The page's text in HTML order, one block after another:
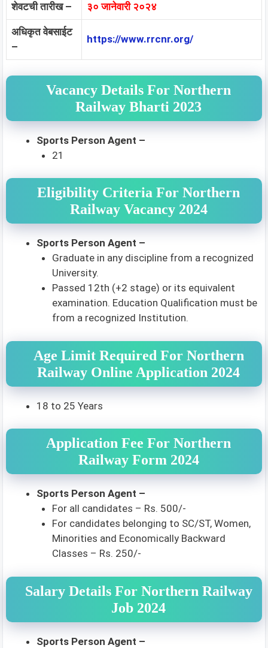
शेवटची तारीख – ३० जानेवारी २०२४
अधिकृत वेबसाईट
–
https://www.rrcnr.org/
Vacancy Details For Northern
Railway Bharti 2023
Sports Person Agent –
21
Eligibility Criteria For Northern
Railway Vacancy 2024
Sports Person Agent –
Graduate in any discipline from a recognized
University.
Passed 12th (+2 stage) or its equivalent
examination. Education Qualification must be
from a recognized Institution.
Age Limit Required For Northern
Railway Online Application 2024
18 to 25 Years
Application Fee For Northern
Railway Form 2024
Sports Person Agent –
For all candidates – Rs. 500/-
For candidates belonging to SC/ST, Women,
Minorities and Economically Backward
Classes – Rs. 250/-
Salary Details For Northern Railway
Job 2024
Sports Person Agent –